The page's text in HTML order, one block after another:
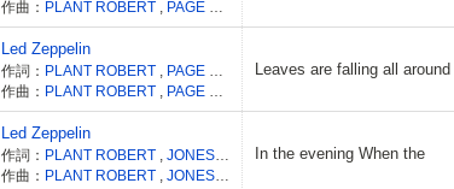
作曲： PLANT ROBERT PAGE JIMMY
Led Zeppelin
作詞： PLANT ROBERT
PAGE JIMMY
作曲： PLANT ROBERT PAGE JIMMY
Leaves are falling all around
Led Zeppelin
作詞： PLANT ROBERT JONES JOHN PAUL(US 1) ,PAGE JIMMY
作曲： PLANT ROBERT JONES JOHN PAUL(US 1)
In the evening When the